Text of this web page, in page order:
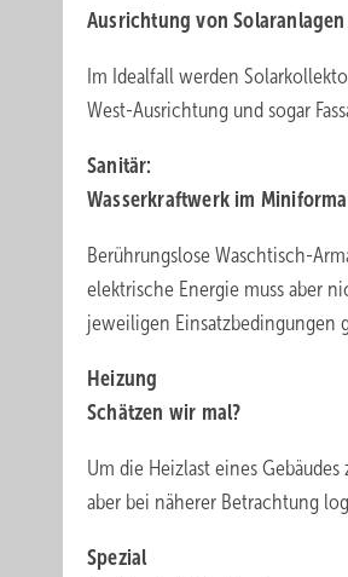
Ausrichtung von Solaranlagen
Im Idealfall werden
West-Ausrichtung und sogar
Sanitär:
Wasserkraftwerk im
Berührungslose Waschtisch-
elektrische Energie muss aber
jeweiligen Einsatzbedingungen
Heizung
Schätzen wir mal?
Um die Heizlast eines
aber bei näherer Betrachtung
Spezial